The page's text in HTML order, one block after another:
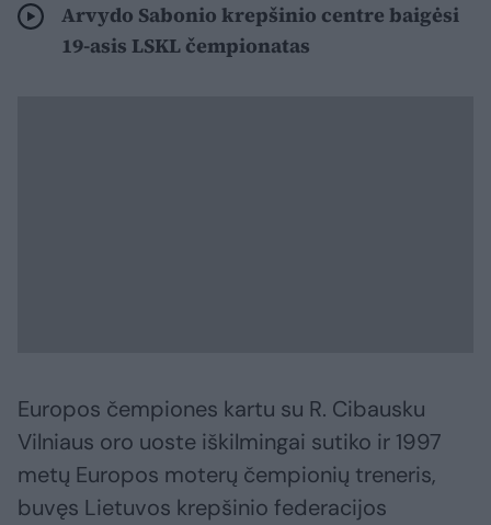
Arvydo Sabonio krepšinio centre baigėsi
19-asis LSKL čempionatas
Europos čempiones kartu su R. Cibausku
Vilniaus oro uoste iškilmingai sutiko ir 1997
metų Europos moterų čempionių treneris,
buvęs Lietuvos krepšinio federacijos